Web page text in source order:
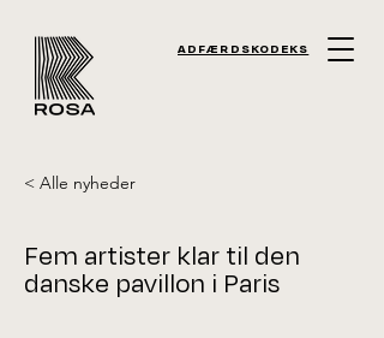
ADFÆRDSKODEKS
< Alle nyheder
Fem artister klar til den
danske pavillon i Paris